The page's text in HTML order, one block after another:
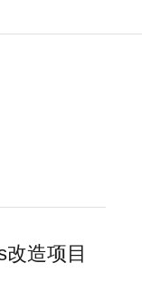
造项目